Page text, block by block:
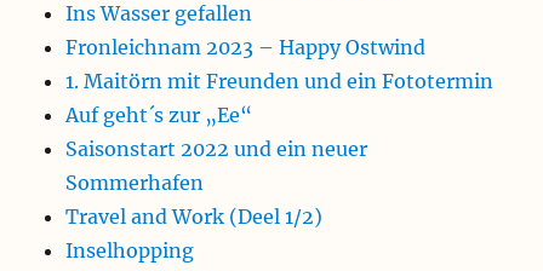
Ins Wasser gefallen
Fronleichnam 2023 – Happy Ostwind
1. Maitörn mit Freunden und ein Fototermin
Auf geht´s zur „Ee“
Saisonstart 2022 und ein neuer
Sommerhafen
Travel and Work (Deel 1/2)
Inselhopping